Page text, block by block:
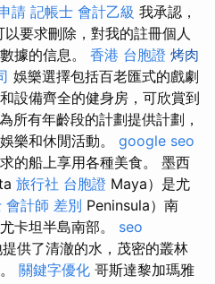
請 記帳士 會計乙級 我承認，
要求刪除，對我的註冊個人
據的信息。 香港 台胞證 烤肉
娛樂選擇包括百老匯式的戲劇
設備齊全的健身房，可欣賞到
所有年齡段的計劃提供計劃，
樂和休閒活動。 google seo
的船上享用各種美食。 墨西
旅行社 台胞證 Maya）是尤
會計師 差別 Peninsula）南
卡坦半島南部。 seo
供了清澈的水，茂密的叢林
關鍵字優化 哥斯達黎加瑪雅